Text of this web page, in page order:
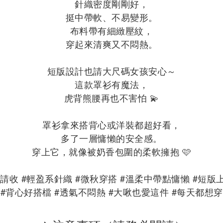
針織密度剛剛好，
挺中帶軟、不易變形。
布料帶有細緻壓紋，
穿起來清爽又不悶熱。
短版設計也請大尺碼女孩安心～
這款罩衫有魔法，
虎背熊腰再也不害怕 💫
罩衫拿來搭背心或洋裝都超好看，
多了一層慵懶的安全感。
穿上它，就像被奶香包圍的柔軟擁抱 🩷
收 #輕盈系針織 #微秋穿搭 #溫柔中帶點慵懶 #短版
#背心好搭檔 #透氣不悶熱 #大啾也愛這件 #每天都想穿